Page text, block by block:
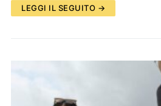
LEGGI IL SEGUITO →